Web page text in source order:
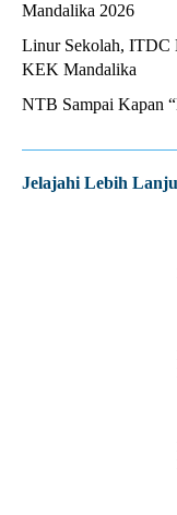
Mandalika 2026
Linur Sekolah, ITDC
KEK Mandalika
NTB Sampai Kapan
Jelajahi Lebih